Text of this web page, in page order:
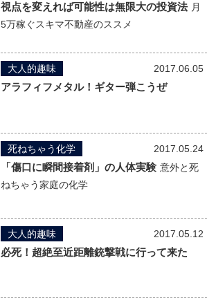
視点を変えれば可能性は無限大の投資法 月
5万稼ぐスキマ不動産のススメ
2017.06.05
大人的趣味
アラフィフメタル！ギター弾こうぜ
2017.05.24
死ねちゃう化学
「傷口に瞬間接着剤」の人体実験 意外と死
ねちゃう家庭の化学
2017.05.12
大人的趣味
必死！超絶至近距離銃撃戦に行って来た